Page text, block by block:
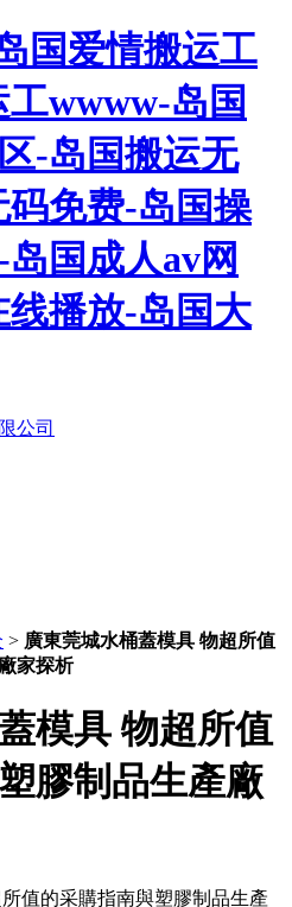
国爱情搬运工
wwww-岛国
-岛国搬运无
免费-岛国操
国成人av网
播放-岛国大
公司
> 廣東莞城水桶蓋模具 物超所值
家探析
模具 物超所值
膠制品生產廠